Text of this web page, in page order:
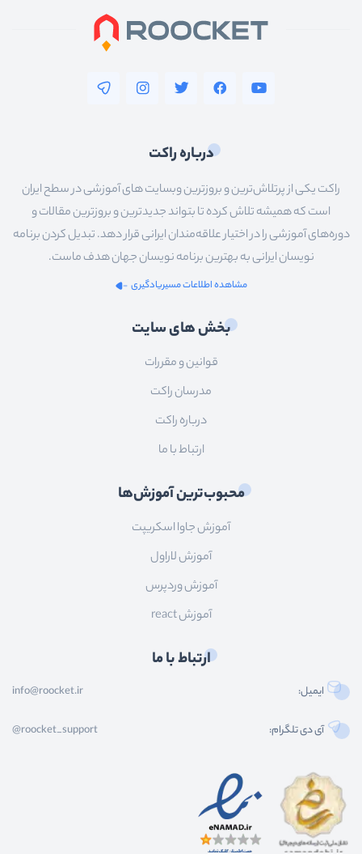
درباره راکت
راکت یکی از پرتلاش‌ترین و بروزترین وبسایت های آموزشی در سطح ایران
است که همیشه تلاش کرده تا بتواند جدیدترین و بروزترین مقالات و
دوره‌های آموزشی را در اختیار علاقه‌مندان ایرانی قرار دهد. تبدیل کردن برنامه
نویسان ایرانی به بهترین برنامه نویسان جهان هدف ماست.
مشاهده اطلاعات مسیریادگیری
بخش های سایت
قوانین و مقررات
مدرسان راکت
درباره راکت
ارتباط با ما
محبوب‌ترین آموزش‌ها
آموزش جاوا اسکریپت
آموزش لاراول
آموزش وردپرس
آموزش react
ارتباط با ما
ایمیل: info@roocket.ir
آی دی تلگرام: @roocket_support